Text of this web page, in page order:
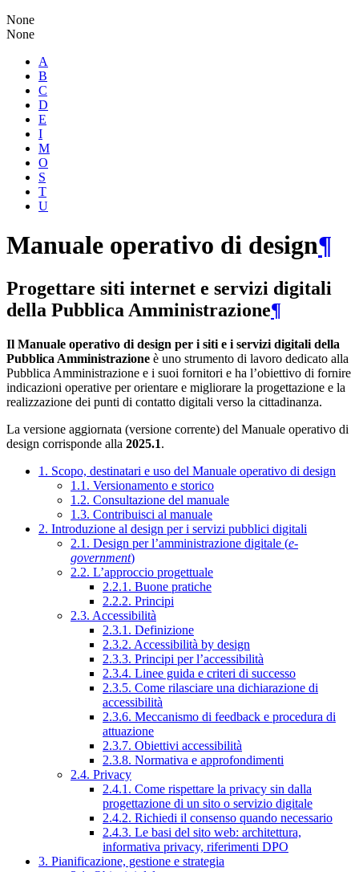
None
None
A
B
C
D
E
I
M
O
S
T
U
Manuale operativo di design¶
Progettare siti internet e servizi digitali
della Pubblica Amministrazione¶
Il Manuale operativo di design per i siti e i servizi digitali della
Pubblica Amministrazione è uno strumento di lavoro dedicato alla
Pubblica Amministrazione e i suoi fornitori e ha l’obiettivo di fornire
indicazioni operative per orientare e migliorare la progettazione e la
realizzazione dei punti di contatto digitali verso la cittadinanza.
La versione aggiornata (versione corrente) del Manuale operativo di
design corrisponde alla 2025.1.
1. Scopo, destinatari e uso del Manuale operativo di design
1.1. Versionamento e storico
1.2. Consultazione del manuale
1.3. Contribuisci al manuale
2. Introduzione al design per i servizi pubblici digitali
2.1. Design per l’amministrazione digitale (e-
government)
2.2. L’approccio progettuale
2.2.1. Buone pratiche
2.2.2. Principi
2.3. Accessibilità
2.3.1. Definizione
2.3.2. Accessibilità by design
2.3.3. Principi per l’accessibilità
2.3.4. Linee guida e criteri di successo
2.3.5. Come rilasciare una dichiarazione di
accessibilità
2.3.6. Meccanismo di feedback e procedura di
attuazione
2.3.7. Obiettivi accessibilità
2.3.8. Normativa e approfondimenti
2.4. Privacy
2.4.1. Come rispettare la privacy sin dalla
progettazione di un sito o servizio digitale
2.4.2. Richiedi il consenso quando necessario
2.4.3. Le basi del sito web: architettura,
informativa privacy, riferimenti DPO
3. Pianificazione, gestione e strategia